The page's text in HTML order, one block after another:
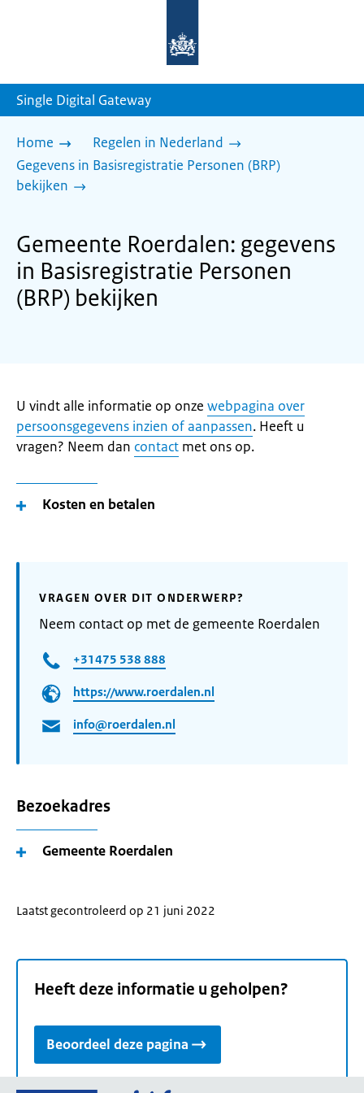
homepage
Single Digital Gateway
Home
Regelen in Nederland
Gegevens in Basisregistratie Personen (BRP)
bekijken
Gemeente Roerdalen: gegevens
in Basisregistratie Personen
(BRP) bekijken
U vindt alle informatie op onze webpagina over
persoonsgegevens inzien of aanpassen. Heeft u
vragen? Neem dan contact met ons op.
Kosten en betalen
VRAGEN OVER DIT ONDERWERP?
Neem contact op met de gemeente Roerdalen
+31475 538 888
https://www.roerdalen.nl
info@roerdalen.nl
Bezoekadres
Gemeente Roerdalen
Laatst gecontroleerd op 21 juni 2022
Heeft deze informatie u geholpen?
Beoordeel deze pagina